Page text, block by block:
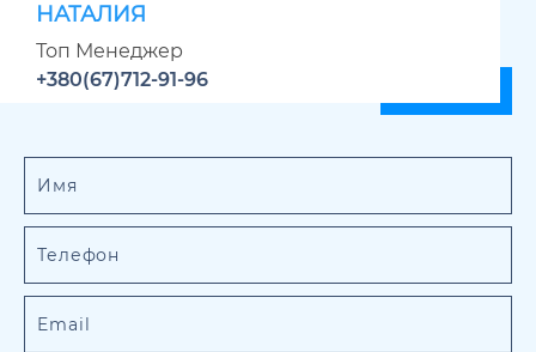
НАТАЛИЯ
Топ Менеджер
+380(67)712-91-96